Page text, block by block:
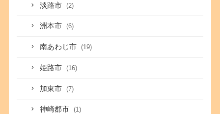
淡路市 (2)
洲本市 (6)
南あわじ市 (19)
姫路市 (16)
加東市 (7)
神崎郡市 (1)